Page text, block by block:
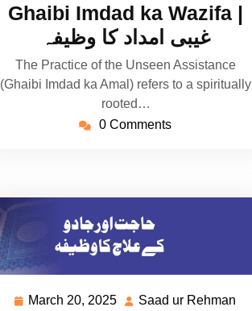
2026
Ghaibi Imdad ka Wazifa |
غیبی امداد کا وظیفہ
The Practice of the Unseen Assistance
(Ghaibi Imdad ka Amal) refers to a spiritually
rooted…
0 Comments
March 20, 2025 MarchSaad ur Rehman